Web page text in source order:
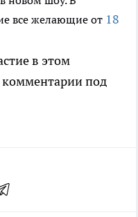
все желающие от 18
в этом
комментарии под